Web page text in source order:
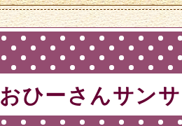
おひーさんサン